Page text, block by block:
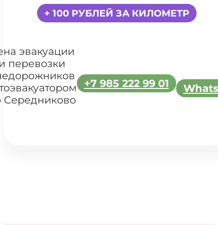
+ 100 РУБЛЕЙ ЗА КИЛОМЕТР
эвакуации
перевозки
Середниково
+7 985 222 99 01